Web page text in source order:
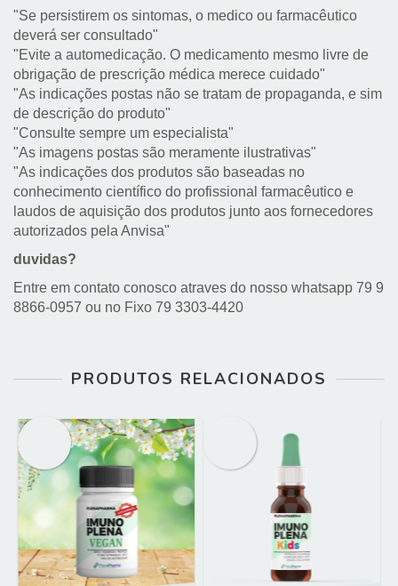
"Se persistirem os sintomas, o medico ou farmacêutico
deverá ser consultado"
"Evite a automedicação. O medicamento mesmo livre de
obrigação de prescrição médica merece cuidado"
"As indicações postas não se tratam de propaganda, e sim
de descrição do produto"
"Consulte sempre um especialista"
"As imagens postas são meramente ilustrativas"
"As indicações dos produtos são baseadas no
conhecimento científico do profissional farmacêutico e
laudos de aquisição dos produtos junto aos fornecedores
autorizados pela Anvisa"
duvidas?
Entre em contato conosco atraves do nosso whatsapp 79 9
8866-0957 ou no Fixo 79 3303-4420
PRODUTOS RELACIONADOS